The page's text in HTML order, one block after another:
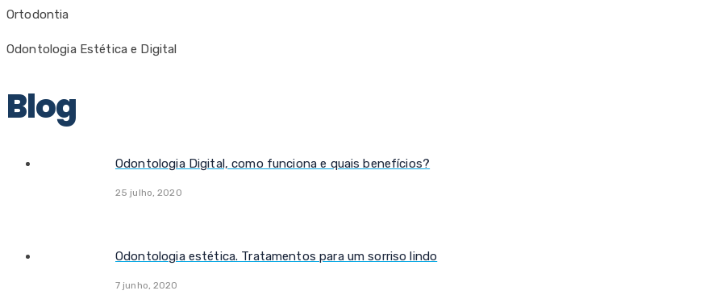
Ortodontia
Odontologia Estética e Digital
Blog
Odontologia Digital, como funciona e quais benefícios?
25 julho, 2020
Odontologia estética. Tratamentos para um sorriso lindo
7 junho, 2020